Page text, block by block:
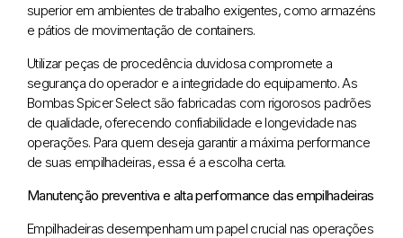
superior em ambientes de trabalho exigentes, como armazéns
e pátios de movimentação de containers.
Utilizar peças de procedência duvidosa compromete a
segurança do operador e a integridade do equipamento. As
Bombas Spicer Select são fabricadas com rigorosos padrões
de qualidade, oferecendo confiabilidade e longevidade nas
operações. Para quem deseja garantir a máxima performance
de suas empilhadeiras, essa é a escolha certa.
Manutenção preventiva e alta performance das empilhadeiras
Empilhadeiras desempenham um papel crucial nas operações